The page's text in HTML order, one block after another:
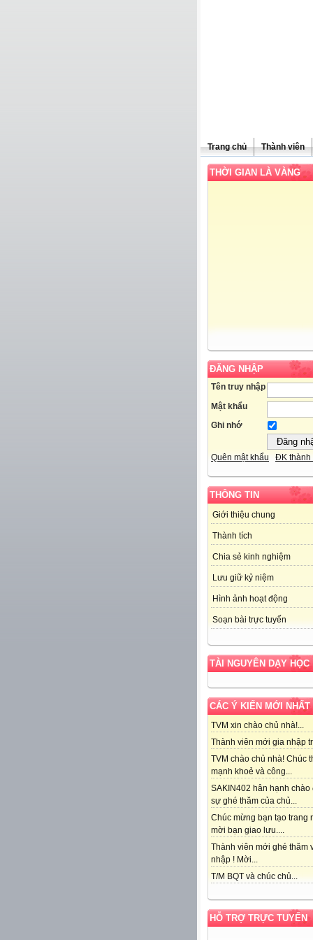
Trang chủ Thành viên
THỜI GIAN LÀ VÀNG
ĐĂNG NHẬP
Tên truy nhập
Mật khẩu
Ghi nhớ
Quên mật khẩu ĐK thành
THÔNG TIN
Giới thiệu chung
Thành tích
Chia sẻ kinh nghiệm
Lưu giữ kỷ niệm
Hình ảnh hoạt động
Soạn bài trực tuyến
TÀI NGUYÊN DẠY HỌC
CÁC Ý KIẾN MỚI NHẤT
TVM xin chào chủ nhà!...
Thành viên mới gia nhập
TVM chào chủ nhà! Chúc
mạnh khoẻ và công...
SAKIN402 hân hạnh chào
sự ghé thăm của chủ...
Chúc mừng bạn tạo trang
mời bạn giao lưu....
Thành viên mới ghé thăm
nhập ! Mời...
T/M BQT và chúc chủ...
HỖ TRỢ TRỰC TUYẾN